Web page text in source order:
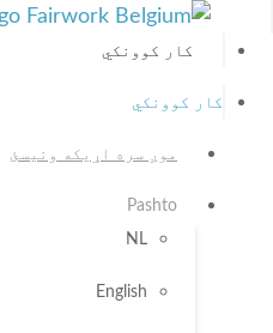
کار کوونکي
کار کوونکي
موږ سره اړیکه ونیسئ
Pashto
NL
English